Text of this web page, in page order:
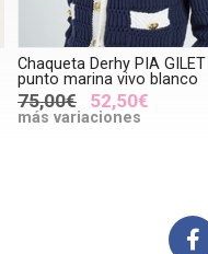
Chaqueta Derhy PIA GILET
punto marina vivo blanco
75,00€ 52,50€
más variaciones